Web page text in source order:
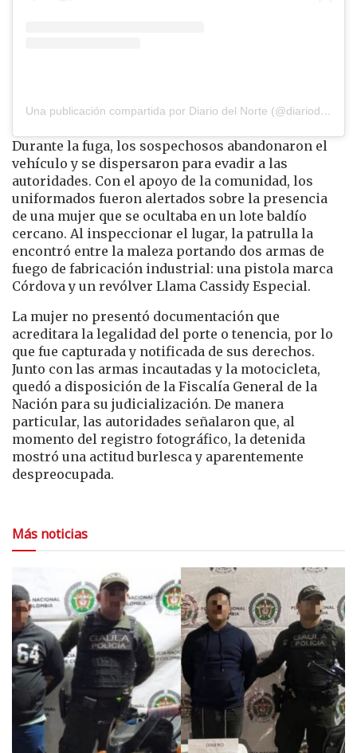
Una publicación compartida por Diario del Norte (@diariodelnorte)
Durante la fuga, los sospechosos abandonaron el
vehículo y se dispersaron para evadir a las
autoridades. Con el apoyo de la comunidad, los
uniformados fueron alertados sobre la presencia
de una mujer que se ocultaba en un lote baldío
cercano. Al inspeccionar el lugar, la patrulla la
encontró entre la maleza portando dos armas de
fuego de fabricación industrial: una pistola marca
Córdova y un revólver Llama Cassidy Especial.
La mujer no presentó documentación que
acreditara la legalidad del porte o tenencia, por lo
que fue capturada y notificada de sus derechos.
Junto con las armas incautadas y la motocicleta,
quedó a disposición de la Fiscalía General de la
Nación para su judicialización. De manera
particular, las autoridades señalaron que, al
momento del registro fotográfico, la detenida
mostró una actitud burlesca y aparentemente
despreocupada.
Más noticias